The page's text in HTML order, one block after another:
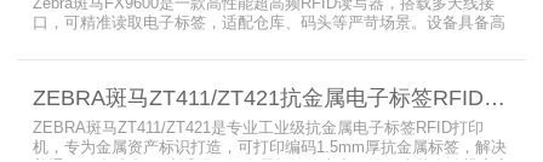
Zebra斑马FX9600是一款高性能超高频RFID读写器，搭载多天线接
口，可精准读取电子标签，适配仓库、码头等严苛场景。设备具备高
ZEBRA斑马ZT411/ZT421抗金属电子标签RFID打印机
ZEBRA斑马ZT411/ZT421是专业工业级抗金属电子标签RFID打印
机，专为金属资产标识打造，可打印编码1.5mm厚抗金属标签，解决